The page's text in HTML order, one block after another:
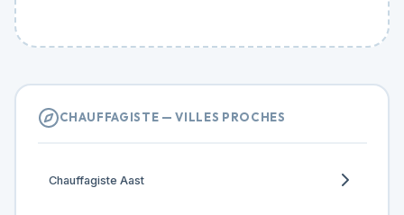
CHAUFFAGISTE — VILLES PROCHES
Chauffagiste Aast